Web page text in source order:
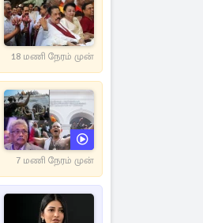
18 மணி நேரம் முன்
7 மணி நேரம் முன்